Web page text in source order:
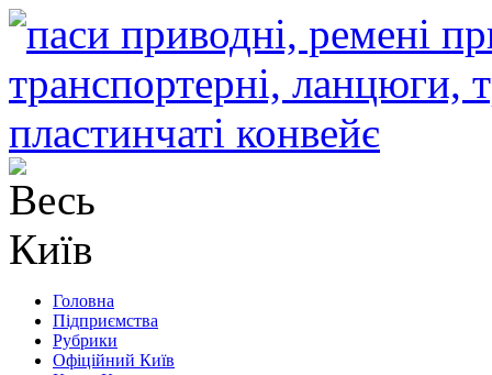
Головна
Підприємства
Рубрики
Офіційний Київ